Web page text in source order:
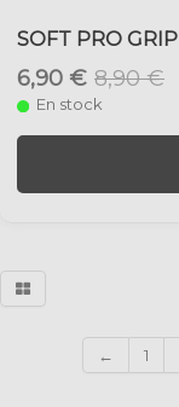
SOFT PRO GRIP
6,90 € 8,90 €
En stock
← 1